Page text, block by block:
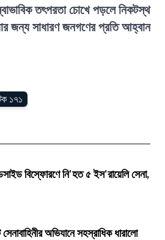
তৎপরতা চোখে পড়লে নিকটস্থ
জন্য সাধারণ জনগণের প্রতি আহ্বান
১৭১
বিস্ফোরণে নি'হত ৫ ইস'রায়েলি সেনা,
সেনাবাহিনীর অভিযানে সহস্রাধিক ধারালো